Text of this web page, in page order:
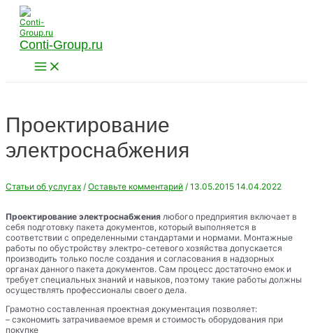
Перейти
содержимому
Conti-Group.ru
Main
Menu
Проектирование
электроснабжения
Статьи об услугах / Оставьте комментарий / 13.05.2015 14.04.2022
Проектирование электроснабжения любого предприятия включает в
себя подготовку пакета документов, который выполняется в
соответствии с определенными стандартами и нормами. Монтажные
работы по обустройству электро-сетевого хозяйства допускается
производить только после создания и согласования в надзорных
органах данного пакета документов. Сам процесс достаточно емок и
требует специальных знаний и навыков, поэтому такие работы должны
осуществлять профессионалы своего дела.
Грамотно составленная проектная документация позволяет:
– сэкономить затрачиваемое время и стоимость оборудования при
покупке